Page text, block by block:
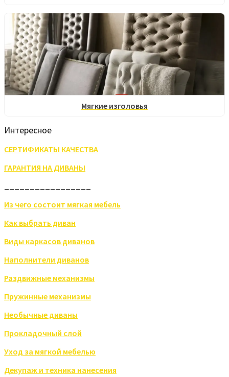
Мягкие изголовья
Интересное
СЕРТИФИКАТЫ КАЧЕСТВА
ГАРАНТИЯ НА ДИВАНЫ
Из чего состоит мягкая мебель
Как выбрать диван
Виды каркасов диванов
Наполнители диванов
Раздвижные механизмы
Пружинные механизмы
Необычные диваны
Прокладочный слой
Уход за мягкой мебелью
Декупаж и техника нанесения